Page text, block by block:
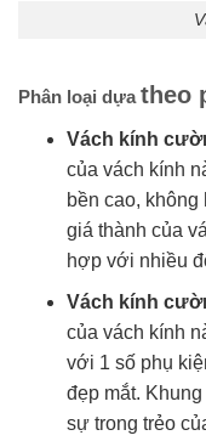
Phân loại dựatheo
Vách kính
của vách kính
bền cao,
giá thành của
hợp với nhiều
Vách kính
của vách kính
với 1 số phụ
đẹp mắt.
sự trong trẻo